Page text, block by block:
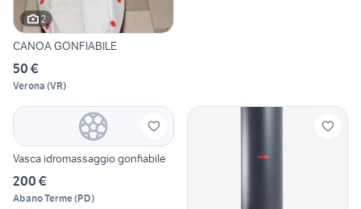
2
CANOA GONFIABILE
50 €
Verona (VR)
Vasca idromassaggio gonfiabile
200 €
Abano Terme(PD)